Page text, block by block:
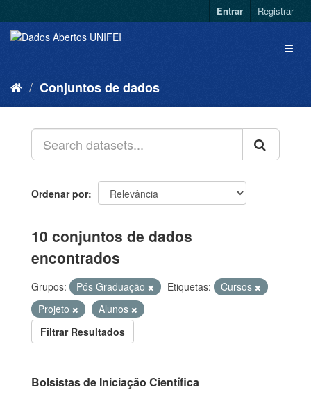
Entrar Registrar
Conjuntos de dados
Ordenar por
10 conjuntos de dados
encontrados
Grupos: Pós Graduação Etiquetas:
Cursos
Projeto
Alunos
Filtrar Resultados
Bolsistas de Iniciação Científica